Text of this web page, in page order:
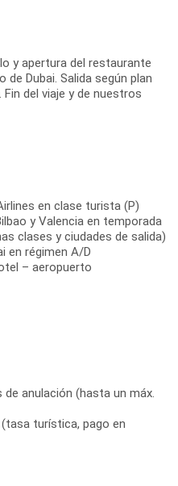
y apertura del restaurante
Dubai. Salida según plan
del viaje y de nuestros
en clase turista (P)
y Valencia en temporada
clases y ciudades de salida)
en régimen A/D
– aeropuerto
anulación (hasta un máx.
turística, pago en